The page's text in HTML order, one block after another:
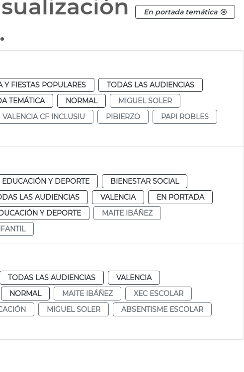
En portada temática
.
Y FIESTAS POPULARES
TODAS LAS AUDIENCIAS
TEMÁTICA NORMAL
MIGUEL SOLER
VALENCIA CF INCLUSIU PIBIERZO
PAPI ROBLES
EDUCACIÓN Y DEPORTE
BIENESTAR SOCIAL
LAS AUDIENCIAS VALENCIA
EN PORTADA
Y DEPORTE
MAITE IBÁÑEZ
TODAS LAS AUDIENCIAS
VALENCIA
NORMAL MAITE IBÁÑEZ
XEC ESCOLAR
MIGUEL SOLER
ABSENTISME ESCOLAR